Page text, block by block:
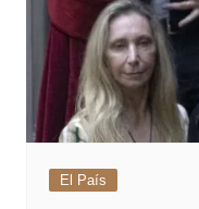
El País